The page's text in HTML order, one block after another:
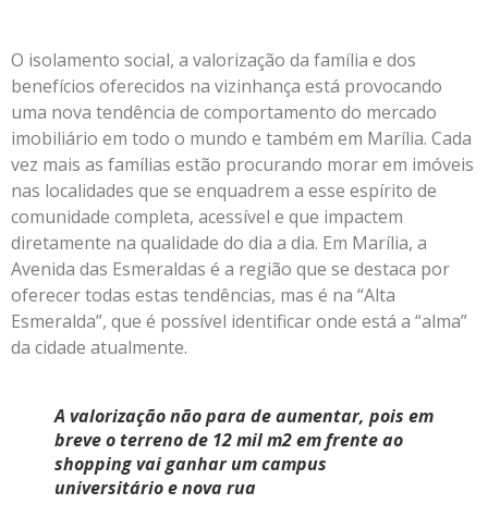
O isolamento social, a valorização da família e dos
benefícios oferecidos na vizinhança está provocando
uma nova tendência de comportamento do mercado
imobiliário em todo o mundo e também em Marília. Cada
vez mais as famílias estão procurando morar em imóveis
nas localidades que se enquadrem a esse espírito de
comunidade completa, acessível e que impactem
diretamente na qualidade do dia a dia. Em Marília, a
Avenida das Esmeraldas é a região que se destaca por
oferecer todas estas tendências, mas é na “Alta
Esmeralda”, que é possível identificar onde está a “alma”
da cidade atualmente.
A valorização não para de aumentar, pois em
breve o terreno de 12 mil m2 em frente ao
shopping vai ganhar um campus
universitário e nova rua